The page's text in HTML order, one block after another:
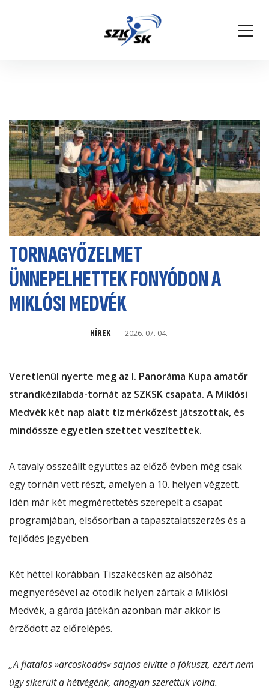
TORNAGYŐZELMET
ÜNNEPELHETTEK FONYÓDON A
MIKLÓSI MEDVÉK
HÍREK 2026. 07. 04.
Veretlenül nyerte meg az I. Panoráma Kupa amatőr
strandkézilabda-tornát az SZKSK csapata. A Miklósi
Medvék két nap alatt tíz mérkőzést játszottak, és
mindössze egyetlen szettet veszítettek.
A tavaly összeállt együttes az előző évben még csak
egy tornán vett részt, amelyen a 10. helyen végzett.
Idén már két megmérettetés szerepelt a csapat
programjában, elsősorban a tapasztalatszerzés és a
fejlődés jegyében.
Két héttel korábban Tiszakécskén az alsóház
megnyerésével az ötödik helyen zártak a Miklósi
Medvék, a gárda játékán azonban már akkor is
érződött az előrelépés.
„A fiatalos »arcoskodás« sajnos elvitte a fókuszt, ezért nem
úgy sikerült a hétvégénk, ahogyan szerettük volna.